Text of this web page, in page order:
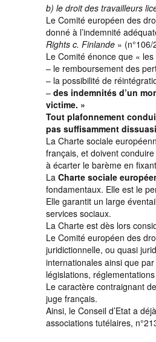
b) le droit des travailleurs
Le Comité européen des
donné à l’indemnité
Rights c. Finlande »
Le Comité énonce que «
– le remboursement des
– la possibilité de
– des indemnités d’un
victime. »
Tout plafonnement
pas suffisamment
La Charte sociale
français, et doivent
à écarter le barème en
La Charte sociale
fondamentaux. Elle est le
Elle garantit un large
services sociaux.
La Charte est dès lors
Le Comité européen des
juridictionnelle, ou quasi
internationales ainsi que
législations,
Le caractère contraignant
juge français.
Ainsi, le Conseil d’Etat a
associations tutélaires,